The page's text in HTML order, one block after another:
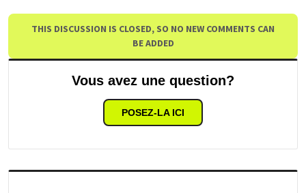
THIS DISCUSSION IS CLOSED, SO NO NEW COMMENTS CAN
BE ADDED
Vous avez une question?
POSEZ-LA ICI